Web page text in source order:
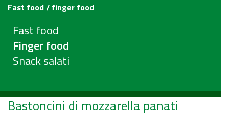
Fast food / finger food
Fast food
Finger food
Snack salati
Bastoncini di mozzarella panati